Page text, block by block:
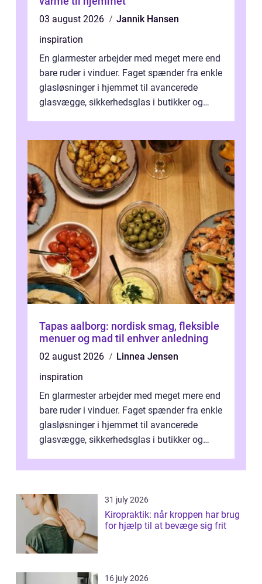
03 august 2026
Jannik Hansen
inspiration
En glarmester arbejder med meget mere end
bare ruder i vinduer. Faget spænder fra enkle
glasløsninger i hjemmet til avancerede
glasvægge, sikkerhedsglas i butikker og
Tapas aalborg: nordisk smag, fleksible
menuer og mad til enhver anledning
02 august 2026
Linnea Jensen
inspiration
En glarmester arbejder med meget mere end
bare ruder i vinduer. Faget spænder fra enkle
glasløsninger i hjemmet til avancerede
glasvægge, sikkerhedsglas i butikker og
31 july 2026
Kiropraktik: når kroppen har brug
for hjælp til at bevæge sig frit
16 july 2026